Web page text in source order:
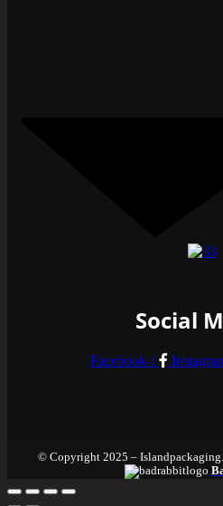
Social
Facebook-f
© Copyright 2025 –